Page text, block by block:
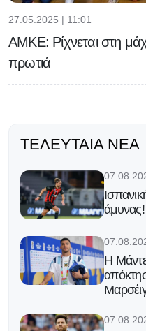
27.05.2025 | 11:01
ΑΜΚΕ: Ρίχνεται στη
πρωτιά
ΤΕΛΕΥΤΑΊΑ ΝΈΑ
άμυνας!
Η